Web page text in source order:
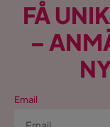
FÅ
–
Email